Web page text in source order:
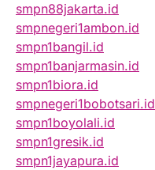
smpn88jakarta.id
smpnegeri1ambon.id
smpn1bangil.id
smpn1banjarmasin.id
smpn1biora.id
smpnegeri1bobotsari.id
smpn1boyolali.id
smpn1gresik.id
smpn1jayapura.id